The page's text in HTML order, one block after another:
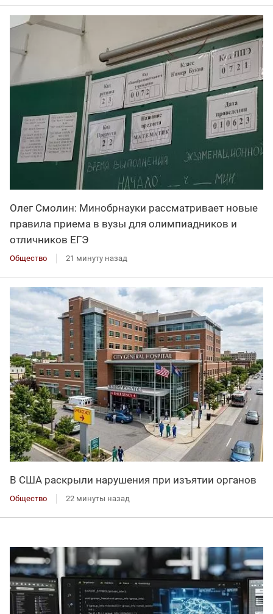
Олег Смолин: Минобрнауки рассматривает новые
правила приема в вузы для олимпиадников и
отличников ЕГЭ
Общество 21 минуту назад
В США раскрыли нарушения при изъятии органов
Общество 22 минуты назад